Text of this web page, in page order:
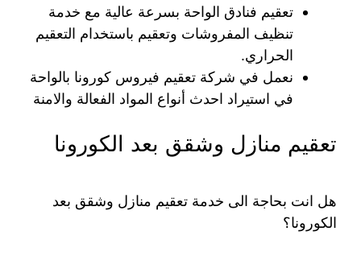
تعقيم فنادق الواحة بسرعة عالية مع خدمة
تنظيف المفروشات وتعقيم باستخدام التعقيم
الحراري.
نعمل في شركة تعقيم فيروس كورونا بالواحة
في استيراد احدث أنواع المواد الفعالة والامنة
تعقيم منازل وشقق بعد الكورونا
هل انت بحاجة الى خدمة تعقيم منازل وشقق بعد
الكورونا؟